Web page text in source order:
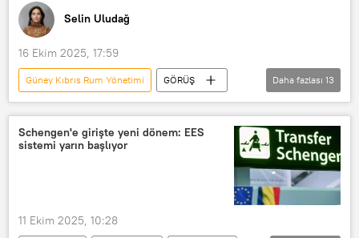
Selin Uludağ
16 Ekim 2025, 17:59
Güney Kıbrıs Rum Yönetimi
GÖRÜŞ
Kuzey Kıbrıs
Evangelos Florakis
Güney Kıbrıs
İsrail
Avrupa Birliği
Kıbrıs Rum Kesimi
Daha fazlası 13
Schengen'e girişte yeni dönem: EES
sistemi yarın başlıyor
11 Ekim 2025, 10:28